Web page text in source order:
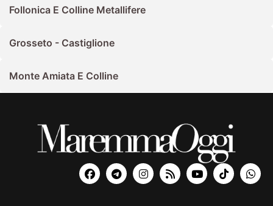
Follonica E Colline Metallifere
Grosseto - Castiglione
Monte Amiata E Colline